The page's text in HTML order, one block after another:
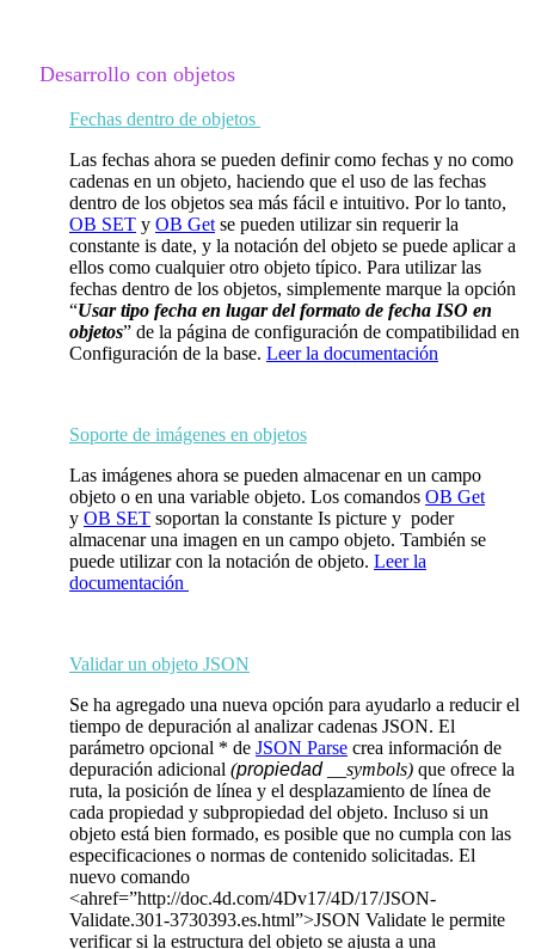
Desarrollo con objetos
Fechas dentro de objetos
Las fechas ahora se pueden definir como fechas y no como
cadenas en un objeto, haciendo que el uso de las fechas
dentro de los objetos sea más fácil e intuitivo. Por lo tanto,
OB SET y OB Get se pueden utilizar sin requerir la
constante is date, y la notación del objeto se puede aplicar a
ellos como cualquier otro objeto típico. Para utilizar las
fechas dentro de los objetos, simplemente marque la opción
“Usar tipo fecha en lugar del formato de fecha ISO en
objetos” de la página de configuración de compatibilidad en
Configuración de la base. Leer la documentación
Soporte de imágenes en objetos
Las imágenes ahora se pueden almacenar en un campo
objeto o en una variable objeto. Los comandos OB Get
y OB SET soportan la constante Is picture y poder
almacenar una imagen en un campo objeto. También se
puede utilizar con la notación de objeto. Leer la
documentación
Validar un objeto JSON
Se ha agregado una nueva opción para ayudarlo a reducir el
tiempo de depuración al analizar cadenas JSON. El
parámetro opcional * de JSON Parse crea información de
depuración adicional (propiedad __symbols) que ofrece la
ruta, la posición de línea y el desplazamiento de línea de
cada propiedad y subpropiedad del objeto. Incluso si un
objeto está bien formado, es posible que no cumpla con las
especificaciones o normas de contenido solicitadas. El
nuevo comando
<ahref=”http://doc.4d.com/4Dv17/4D/17/JSON-
Validate.301-3730393.es.html”>JSON Validate le permite
verificar si la estructura del objeto se ajusta a una